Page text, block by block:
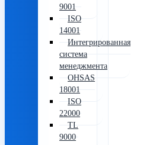
9001
ISO
14001
Интегрированная
система
менеджмента
OHSAS
18001
ISO
22000
TL
9000